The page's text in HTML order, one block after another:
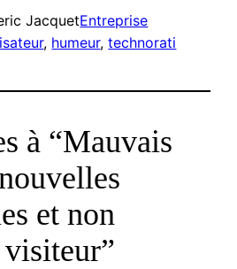
JacquetEntreprise
, humeur, technorati
à “Mauvais
et non